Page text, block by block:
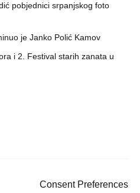
pobjednici srpanjskog foto
je Janko Polić Kamov
i 2. Festival starih zanata u
Consent Preferences